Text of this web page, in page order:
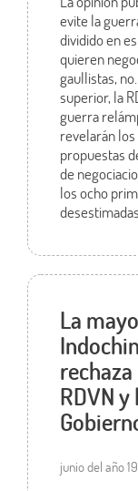
evite la
dividido en
quieren
gaullistas,
superior, la
guerra
revelarán
propuestas
de
los ocho
La
RDVN
junio del año